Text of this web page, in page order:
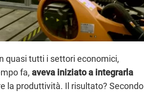
quasi tutti i settori economici,
fa, aveva iniziato a integrarla
la produttività. Il risultato? Secondo